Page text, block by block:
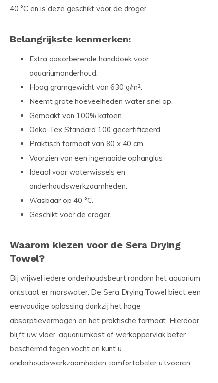
40 °C en is deze geschikt voor de droger.
Belangrijkste kenmerken:
Extra absorberende handdoek voor
aquariumonderhoud.
Hoog gramgewicht van 630 g/m².
Neemt grote hoeveelheden water snel op.
Gemaakt van 100% katoen.
Oeko-Tex Standard 100 gecertificeerd.
Praktisch formaat van 80 x 40 cm.
Voorzien van een ingenaaide ophanglus.
Ideaal voor waterwissels en
onderhoudswerkzaamheden.
Wasbaar op 40 °C.
Geschikt voor de droger.
Waarom kiezen voor de Sera Drying
Towel?
Bij vrijwel iedere onderhoudsbeurt rondom het aquarium
ontstaat er morswater. De Sera Drying Towel biedt een
eenvoudige oplossing dankzij het hoge
absorptievermogen en het praktische formaat. Hierdoor
blijft uw vloer, aquariumkast of werkoppervlak beter
beschermd tegen vocht en kunt u
onderhoudswerkzaamheden comfortabeler uitvoeren.